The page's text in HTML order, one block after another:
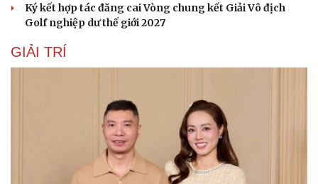
Ký kết hợp tác đăng cai Vòng chung kết Giải Vô địch
Golf nghiệp dư thế giới 2027
GIẢI TRÍ